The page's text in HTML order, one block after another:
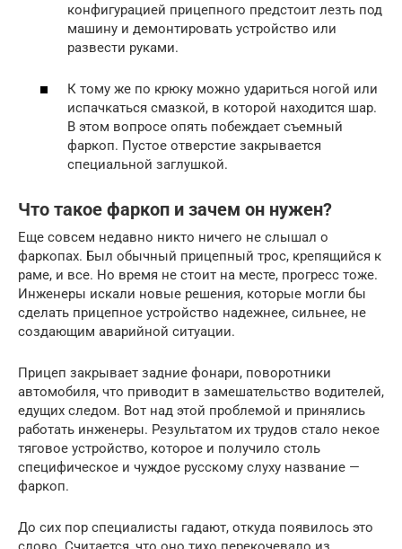
конфигурацией прицепного предстоит лезть под
машину и демонтировать устройство или
развести руками.
К тому же по крюку можно удариться ногой или
испачкаться смазкой, в которой находится шар.
В этом вопросе опять побеждает съемный
фаркоп. Пустое отверстие закрывается
специальной заглушкой.
Что такое фаркоп и зачем он нужен?
Еще совсем недавно никто ничего не слышал о
фаркопах. Был обычный прицепный трос, крепящийся к
раме, и все. Но время не стоит на месте, прогресс тоже.
Инженеры искали новые решения, которые могли бы
сделать прицепное устройство надежнее, сильнее, не
создающим аварийной ситуации.
Прицеп закрывает задние фонари, поворотники
автомобиля, что приводит в замешательство водителей,
едущих следом. Вот над этой проблемой и принялись
работать инженеры. Результатом их трудов стало некое
тяговое устройство, которое и получило столь
специфическое и чуждое русскому слуху название —
фаркоп.
До сих пор специалисты гадают, откуда появилось это